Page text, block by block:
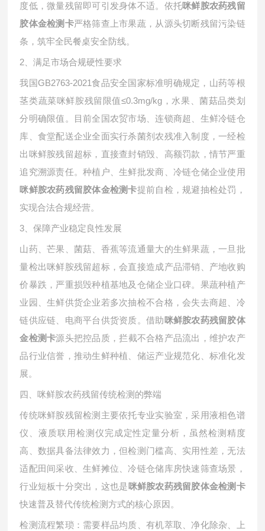
度低，微量残留即可引发身体不适。依托咪鲜胺农药残留
胶体金检测卡严格筛查上市果蔬，从源头切断残留污染链
条，筑牢全民餐桌安全防线。
2、满足市场合规硬性要求
我国 GB2763-2021食品安全国家标准明确规定，山药等根
茎类蔬菜咪鲜胺残留限值≤0.3mg/kg，水果、菌菇品类划
分明确限值。目前全国农贸市场、连锁商超、生鲜冷链仓
库、食堂配送企业全面实行杀菌剂农残准入制度，一经检
出咪鲜胺残留超标，直接查封销毁、高额罚款，情节严重
追究溯源责任。种植户、生鲜批发商、冷链仓储企业使用
咪鲜胺农药残留胶体金检测卡提前自检，规避抽检处罚，
实现合法合规经营。
3、保障产业稳定良性发展
山药、芒果、菌菇、香蕉等流通量大的生鲜果蔬，一旦批
量检出咪鲜胺残留超标，会直接造成产品滞销、产地收购
价暴跌，严重损毁种植基地及仓储企业口碑。果蔬种植产
业园、生鲜供货企业若多次抽检不合格，会失去商超、冷
链供应链、电商平台供货资质。借助 咪鲜胺农药残留胶体
金检测卡源头把控品质，拦截不合格产品流出，维护农产
品行业信誉，推动生鲜种植、储运产业规范化、标准化发
展。
四、咪鲜胺农药残留传统检测的弊端
传统咪鲜胺残留检测主要依托专业实验室，采用液相色谱
仪、液质联用检测仪完成定性定量分析，虽然检测精度
高、数据具备法律效力，但检测门槛高、实用性差，无法
适配田间采收、生鲜摊位、冷链仓储库房快速筛查场景，
行业短板十分突出，这也是 咪鲜胺农药残留胶体金检测卡
快速普及替代传统检测方式的核心原因。
检测流程繁琐：需要样品均质、有机萃取、净化除杂、上